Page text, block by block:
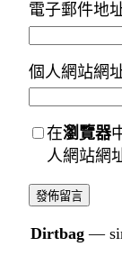
電子郵件地
個人網站網
在瀏覽器
人網站網
Dirtbag —